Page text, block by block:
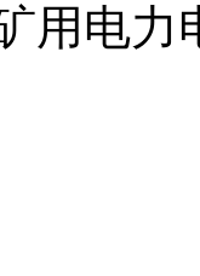
用电力